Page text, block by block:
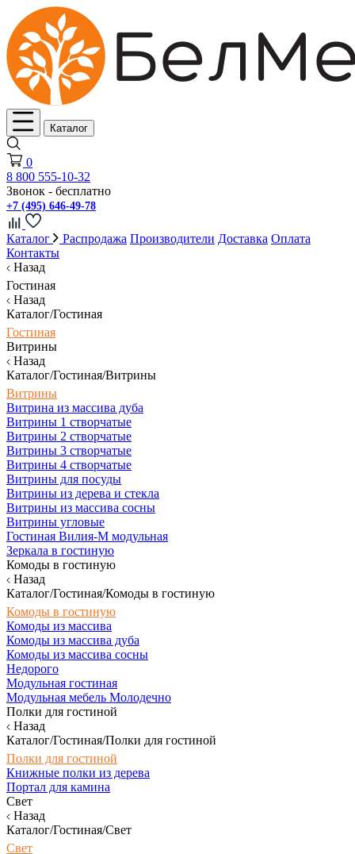
Каталог
0
8 800 555-10-32
Звонок - бесплатно
+7 (495) 646-49-78
Каталог Распродажа Производители Доставка Оплата
Контакты
Назад
Гостиная
Назад
Каталог/Гостиная
Гостиная
Витрины
Назад
Каталог/Гостиная/Витрины
Витрины
Витрина из массива дуба
Витрины 1 створчатые
Витрины 2 створчатые
Витрины 3 створчатые
Витрины 4 створчатые
Витрины для посуды
Витрины из дерева и стекла
Витрины из массива сосны
Витрины угловые
Гостиная Вилия-М модульная
Зеркала в гостиную
Комоды в гостиную
Назад
Каталог/Гостиная/Комоды в гостиную
Комоды в гостиную
Комоды из массива
Комоды из массива дуба
Комоды из массива сосны
Недорого
Модульная гостиная
Модульная мебель Молодечно
Полки для гостиной
Назад
Каталог/Гостиная/Полки для гостиной
Полки для гостиной
Книжные полки из дерева
Портал для камина
Свет
Назад
Каталог/Гостиная/Свет
Свет